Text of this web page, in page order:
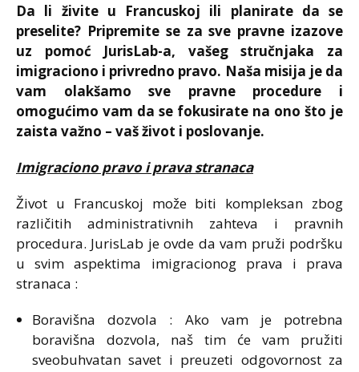
Da li živite u Francuskoj ili planirate da se
preselite? Pripremite se za sve pravne izazove
uz pomoć JurisLab-a, vašeg stručnjaka za
imigraciono i privredno pravo. Naša misija je da
vam olakšamo sve pravne procedure i
omogućimo vam da se fokusirate na ono što je
zaista važno – vaš život i poslovanje.
Imigraciono pravo i prava stranaca
Život u Francuskoj može biti kompleksan zbog
različitih administrativnih zahteva i pravnih
procedura. JurisLab je ovde da vam pruži podršku
u svim aspektima imigracionog prava i prava
stranaca :
Boravišna dozvola : Ako vam je potrebna
boravišna dozvola, naš tim će vam pružiti
sveobuhvatan savet i preuzeti odgovornost za